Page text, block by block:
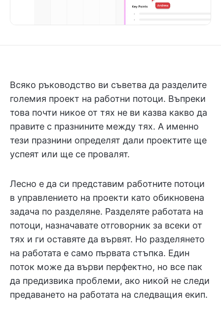
Всяко ръководство ви съветва да разделите
големия проект на работни потоци. Въпреки
това почти никое от тях не ви казва какво да
правите с празнините между тях. А именно
тези празнини определят дали проектите ще
успеят или ще се провалят.
Лесно е да си представим работните потоци
в управлението на проекти като обикновена
задача по разделяне. Разделяте работата на
потоци, назначавате отговорник за всеки от
тях и ги оставяте да вървят. Но разделянето
на работата е само първата стъпка. Един
поток може да върви перфектно, но все пак
да предизвика проблеми, ако никой не следи
предаването на работата на следващия екип.